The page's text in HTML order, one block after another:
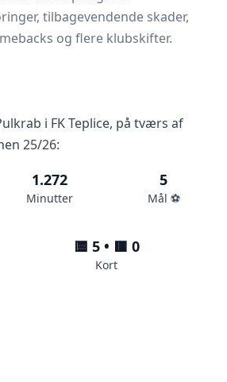
tilbagevendende skader,
og flere klubskifter.
i FK Teplice, på tværs af
25/26:
1.272
Minutter
5
Mål ⚽️
🟨 5 • 🟥 0
Kort